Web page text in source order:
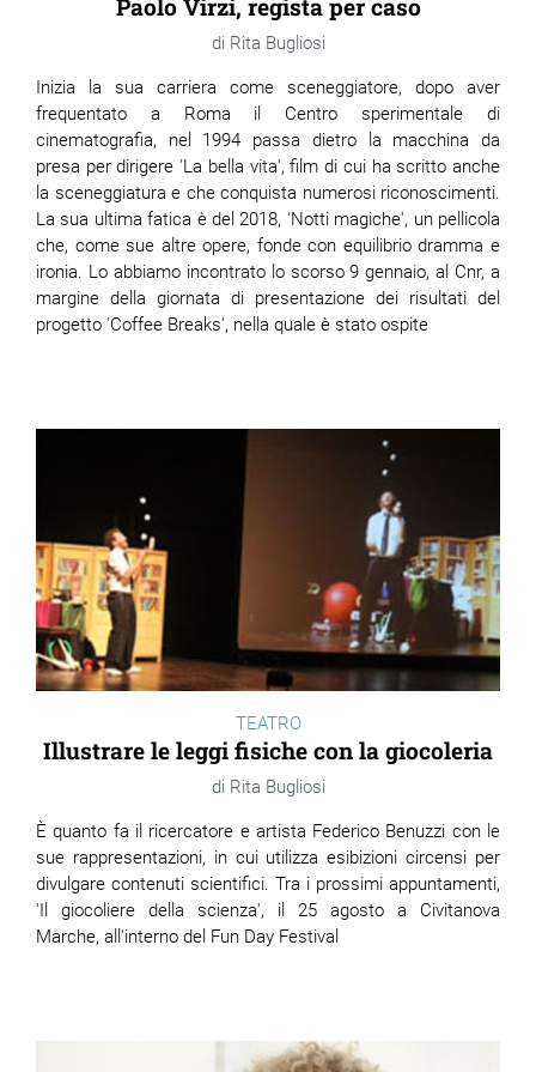
Paolo Virzì, regista per caso
Rita Bugliosi
Inizia la sua carriera come sceneggiatore, dopo aver
frequentato a Roma il Centro sperimentale di
cinematografia, nel 1994 passa dietro la macchina da
presa per dirigere 'La bella vita', film di cui ha scritto anche
la sceneggiatura e che conquista numerosi riconoscimenti.
La sua ultima fatica è del 2018, 'Notti magiche', un pellicola
che, come sue altre opere, fonde con equilibrio dramma e
ironia. Lo abbiamo incontrato lo scorso 9 gennaio, al Cnr, a
margine della giornata di presentazione dei risultati del
progetto 'Coffee Breaks', nella quale è stato ospite
TEATRO
Illustrare le leggi fisiche con la giocoleria
Rita Bugliosi
È quanto fa il ricercatore e artista Federico Benuzzi con le
sue rappresentazioni, in cui utilizza esibizioni circensi per
divulgare contenuti scientifici. Tra i prossimi appuntamenti,
'Il giocoliere della scienza', il 25 agosto a Civitanova
Marche, all'interno del Fun Day Festival